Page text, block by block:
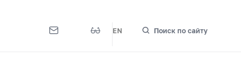
EN Поиск по сайту